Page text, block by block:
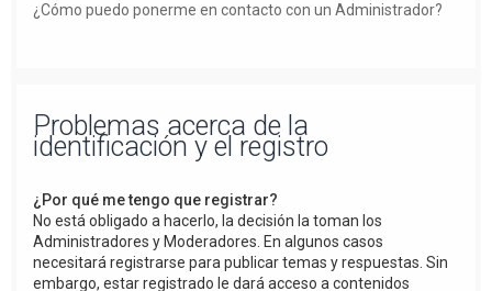
¿Cómo puedo ponerme en contacto con un Administrador?
Problemas acerca de la
identificación y el registro
¿Por qué me tengo que registrar?
No está obligado a hacerlo, la decisión la toman los
Administradores y Moderadores. En algunos casos
necesitará registrarse para publicar temas y respuestas. Sin
embargo, estar registrado le dará acceso a contenidos